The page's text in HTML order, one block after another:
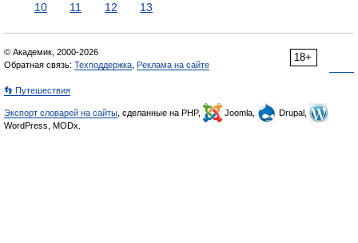
10
11 12 13
18+
© Академик, 2000-2026
Обратная связь: Техподдержка Реклама на сайте
👣 Путешествия
Экспорт словарей на сайты , сделанные на PHP, Joomla,
Drupal,
WordPress, MODx.